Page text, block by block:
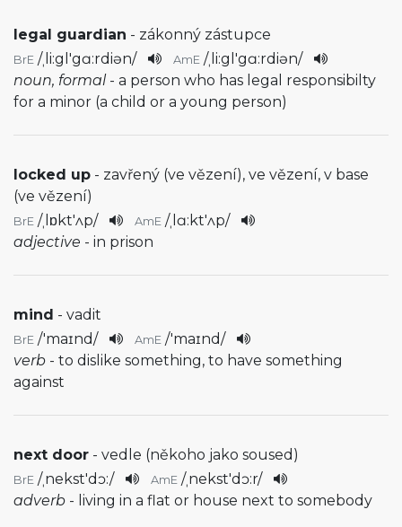
legal guardian - zákonný zástupce
BrE /ˌli:gl'gɑ:rdiən/ AmE /ˌli:gl'gɑ:rdiən/
noun, formal - a person who has legal responsibilty
for a minor (a child or a young person)
locked up - zavřený (ve vězení), ve vězení, v base
(ve vězení)
BrE /ˌlɒkt'ʌp/ AmE /ˌlɑ:kt'ʌp/
adjective - in prison
mind - vadit
BrE /'maɪnd/ AmE /'maɪnd/
verb - to dislike something, to have something
against
next door - vedle (někoho jako soused)
BrE /ˌnekst'dɔ:/ AmE /ˌnekst'dɔ:r/
adverb - living in a flat or house next to somebody